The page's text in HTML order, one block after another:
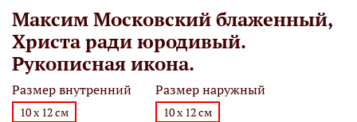
Максим Московский блаженный,
Христа ради юродивый.
Рукописная икона.
Размер внутренний
10 х 12 см
Размер наружный
10 х 12 см